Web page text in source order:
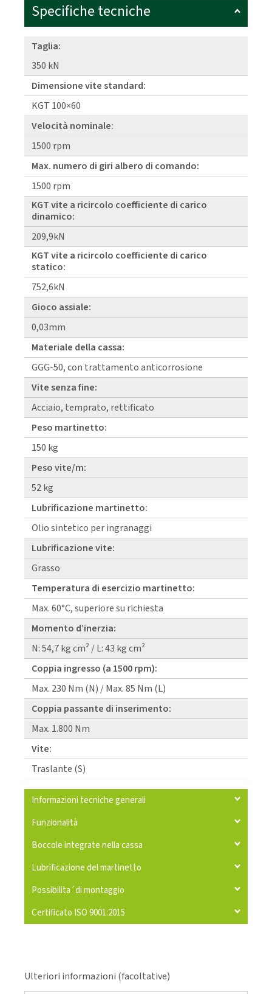
Specifiche tecniche
Taglia:
350 kN
Dimensione vite standard:
KGT 100×60
Velocità nominale:
1500 rpm
Max. numero di giri albero di comando:
1500 rpm
KGT vite a ricircolo coefficiente di carico
dinamico:
209,9kN
KGT vite a ricircolo coefficiente di carico
statico:
752,6kN
Gioco assiale:
0,03mm
Materiale della cassa:
GGG-50, con trattamento anticorrosione
Vite senza fine:
Acciaio, temprato, rettificato
Peso martinetto:
150 kg
Peso vite/m:
52 kg
Lubrificazione martinetto:
Olio sintetico per ingranaggi
Lubrificazione vite:
Grasso
Temperatura di esercizio martinetto:
Max. 60°C, superiore su richiesta
Momento d’inerzia:
N: 54,7 kg cm² / L: 43 kg cm²
Coppia ingresso (a 1500 rpm):
Max. 230 Nm (N) / Max. 85 Nm (L)
Coppia passante di inserimento:
Max. 1.800 Nm
Vite:
Traslante (S)
Informazioni tecniche generali
Funzionalità
Boccole integrate nella cassa
Lubrificazione del martinetto
Possibilita´di montaggio
Certificato ISO 9001:2015
Ulteriori informazioni (facoltative)